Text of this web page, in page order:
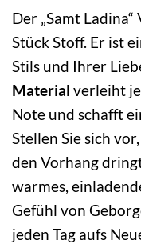
Der „Samt
Stück Stoff. Er ist
Stils und Ihrer
Material verleiht
Note und schafft
Stellen Sie sich
den Vorhang
warmes,
Gefühl von
jeden Tag aufs